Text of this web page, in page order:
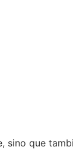
sino que